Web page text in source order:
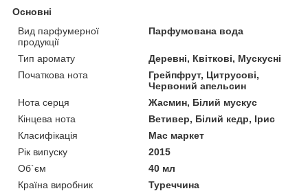
Основні
Вид парфумерної
продукції
Парфумована вода
Тип аромату
Деревні, Квіткові, Мускусні
Початкова нота
Грейпфрут, Цитрусові,
Червоний апельсин
Нота серця
Жасмин, Білий мускус
Кінцева нота
Ветивер, Білий кедр, Ірис
Класифікація
Мас маркет
Рік випуску
2015
Об`єм
40 мл
Країна виробник
Туреччина